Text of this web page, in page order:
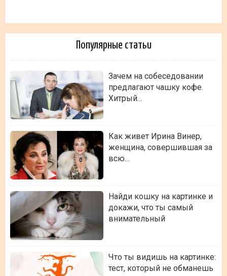
Популярные статьи
Зачем на собеседовании
предлагают чашку кофе.
Хитрый…
Как живет Ирина Винер,
женщина, совершившая за
всю…
Найди кошку на картинке и
докажи, что ты самый
внимательный
Что ты видишь на картинке:
тест, который не обманешь